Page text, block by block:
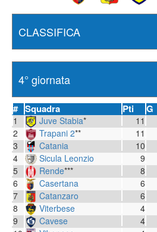
# Squadra Pti G
1 Juve Stabia* 11
2
Trapani 2** 11
3
Catania 10
4
Sicula Leonzio 9
5
Rende*** 8
6
Casertana 6
7
Catanzaro 6
8
Viterbese 4
9
Cavese 4